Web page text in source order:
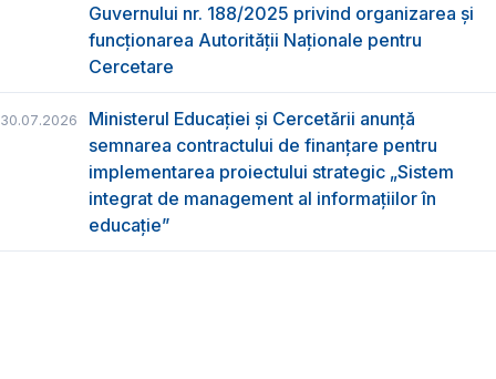
Guvernului nr. 188/2025 privind organizarea şi
funcţionarea Autorităţii Naţionale pentru
Cercetare
30.07.2026
Ministerul Educației și Cercetării anunță
semnarea contractului de finanțare pentru
implementarea proiectului strategic „Sistem
integrat de management al informațiilor în
educație”